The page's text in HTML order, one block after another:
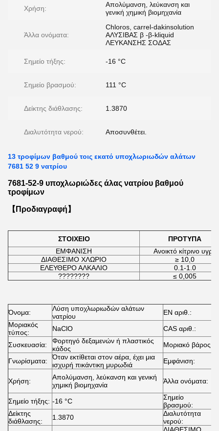
Χρήση:
Απολύμανση, λεύκανση και
γενική χημική βιομηχανία
Άλλα ονόματα:
Chloros, carrel-dakinsolution
ΑΛΥΣΙΒΑΣ β -β-kliquid
ΛΕΥΚΑΝΣΗΣ ΣΟΔΑΣ
Σημείο τήξης: -16 °C
Σημείο βρασμού: 111 °C
Δείκτης διάθλασης: 1.3870
Διαλυτότητα νερού: Αποσυνθέτει.
13 τροφίμων βαθμού τοις εκατό υποχλωριωδών αλάτων
7681 52 9 νατρίου
7681-52-9 υποχλωριώδες άλας νατρίου βαθμού
τροφίμων
【Προδιαγραφή】
ΣΤΟΙΧΕΙΟ
ΠΡΟΤΥΠΑ
ΕΜΦΑΝΙΣΗ
Ανοικτό κίτρινο υγρό
ΔΙΑΘΕΣΙΜΟ ΧΛΩΡΙΟ
≥ 10,0
ΕΛΕΥΘΕΡΟ ΑΛΚΑΛΙΟ
0.1-1.0
????????
≤ 0,005
Όνομα:
Λύση υποχλωριωδών αλάτων
νατρίου
EN αριθ.:
Μοριακός
τύπος:
NaClO CAS αριθ.:
Συσκευασία:
Φορτηγό δεξαμενών ή πλαστικός
κάδος
Μοριακό βάρος:
Γνωρίσματα:
Όταν εκτίθεται στον αέρα, έχει μια
ισχυρή πικάντικη μυρωδιά
Εμφάνιση:
Χρήση:
Απολύμανση, λεύκανση και γενική
χημική βιομηχανία
Άλλα ονόματα:
Σημείο τήξης: -16 °C
Σημείο
βρασμού:
Δείκτης
διάθλασης:
1.3870
Διαλυτότητα
νερού: